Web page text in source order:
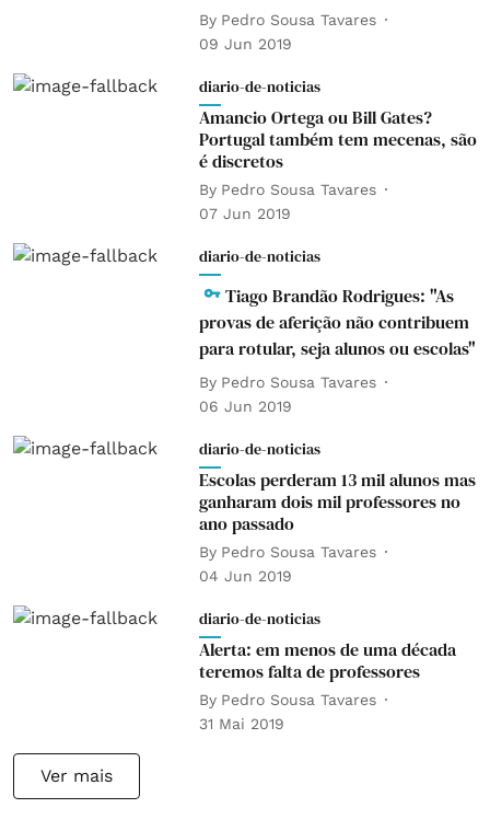
By Pedro Sousa Tavares
09 Jun 2019
diario-de-noticias
Amancio Ortega ou Bill Gates?
Portugal também tem mecenas, são
é discretos
By Pedro Sousa Tavares
07 Jun 2019
diario-de-noticias
Tiago Brandão Rodrigues: "As
provas de aferição não contribuem
para rotular, seja alunos ou escolas"
By Pedro Sousa Tavares
06 Jun 2019
diario-de-noticias
Escolas perderam 13 mil alunos mas
ganharam dois mil professores no
ano passado
By Pedro Sousa Tavares
04 Jun 2019
diario-de-noticias
Alerta: em menos de uma década
teremos falta de professores
By Pedro Sousa Tavares
31 Mai 2019
Ver mais